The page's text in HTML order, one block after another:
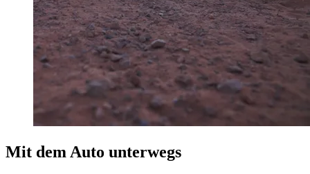
Mit dem Auto unterwegs